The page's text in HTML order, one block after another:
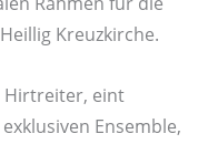
Kreuzkirche.
Hirtreiter, eint
Ensemble,